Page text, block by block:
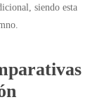
siendo esta